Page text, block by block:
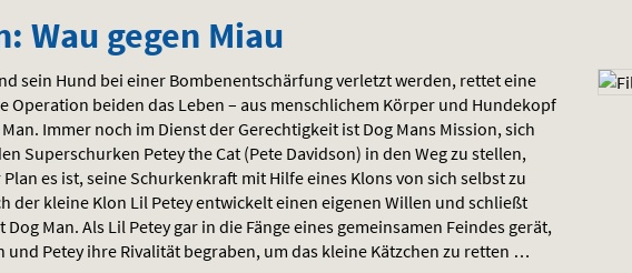
Wau gegen Miau
sein Hund bei einer Bombenentschärfung verletzt werden, rettet eine
Operation beiden das Leben – aus menschlichem Körper und Hundekopf
Immer noch im Dienst der Gerechtigkeit ist Dog Mans Mission, sich
Superschurken Petey the Cat (Pete Davidson) in den Weg zu stellen,
es ist, seine Schurkenkraft mit Hilfe eines Klons von sich selbst zu
der kleine Klon Lil Petey entwickelt einen eigenen Willen und schließt
Man. Als Lil Petey gar in die Fänge eines gemeinsamen Feindes gerät,
und Petey ihre Rivalität begraben, um das kleine Kätzchen zu retten …